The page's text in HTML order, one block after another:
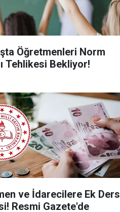
Öğretmenleri Norm
Tehlikesi Bekliyor!
ve İdarecilere Ek Ders
Resmi Gazete'de